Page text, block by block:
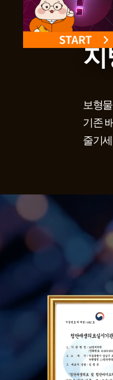
배
지
보형
기존
줄기